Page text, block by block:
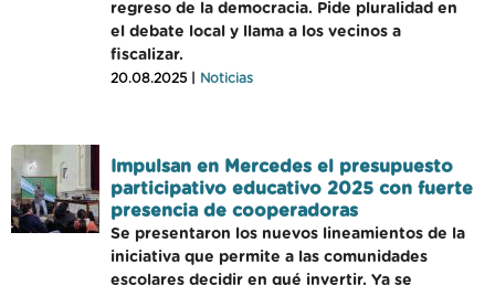
regreso de la democracia. Pide pluralidad en
el debate local y llama a los vecinos a
fiscalizar.
20.08.2025 | Noticias
Impulsan en Mercedes el presupuesto
participativo educativo 2025 con fuerte
presencia de cooperadoras
Se presentaron los nuevos lineamientos de la
iniciativa que permite a las comunidades
escolares decidir en qué invertir. Ya se